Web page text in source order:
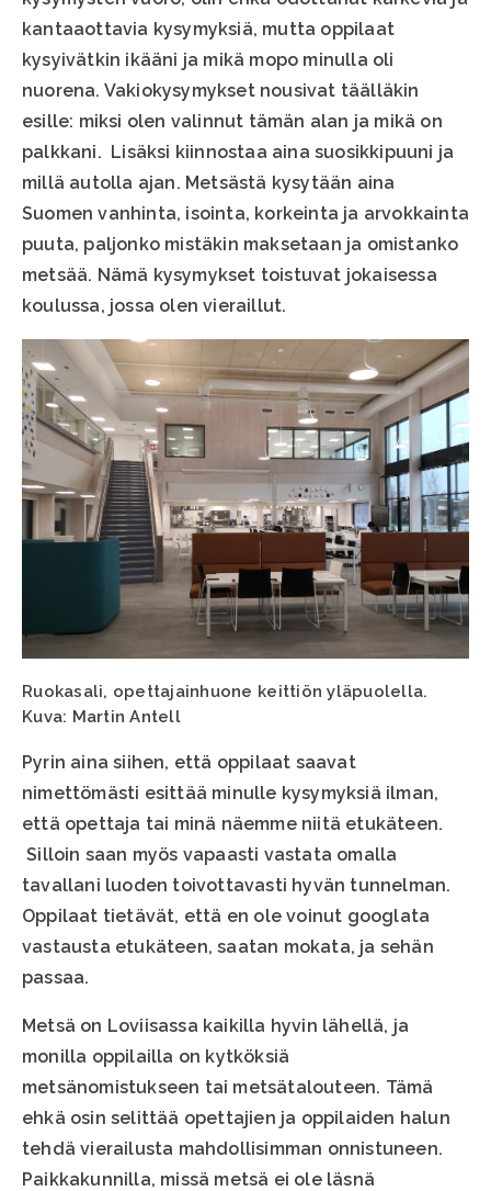
kantaaottavia kysymyksiä, mutta oppilaat
kysyivätkin ikääni ja mikä mopo minulla oli
nuorena. Vakiokysymykset nousivat täälläkin
esille: miksi olen valinnut tämän alan ja mikä on
palkkani. Lisäksi kiinnostaa aina suosikkipuuni ja
millä autolla ajan. Metsästä kysytään aina
Suomen vanhinta, isointa, korkeinta ja arvokkainta
puuta, paljonko mistäkin maksetaan ja omistanko
metsää. Nämä kysymykset toistuvat jokaisessa
koulussa, jossa olen vieraillut.
Ruokasali, opettajainhuone keittiön yläpuolella.
Kuva: Martin Antell
Pyrin aina siihen, että oppilaat saavat
nimettömästi esittää minulle kysymyksiä ilman,
että opettaja tai minä näemme niitä etukäteen.
Silloin saan myös vapaasti vastata omalla
tavallani luoden toivottavasti hyvän tunnelman.
Oppilaat tietävät, että en ole voinut googlata
vastausta etukäteen, saatan mokata, ja sehän
passaa.
Metsä on Loviisassa kaikilla hyvin lähellä, ja
monilla oppilailla on kytköksiä
metsänomistukseen tai metsätalouteen. Tämä
ehkä osin selittää opettajien ja oppilaiden halun
tehdä vierailusta mahdollisimman onnistuneen.
Paikkakunnilla, missä metsä ei ole läsnä